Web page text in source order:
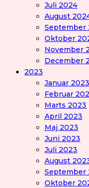
Juli 2024
August
September
Oktober
November
December
2023
Januar 2023
Februar
Marts 2023
April 2023
Maj 2023
Juni 2023
Juli 2023
August
September
Oktober